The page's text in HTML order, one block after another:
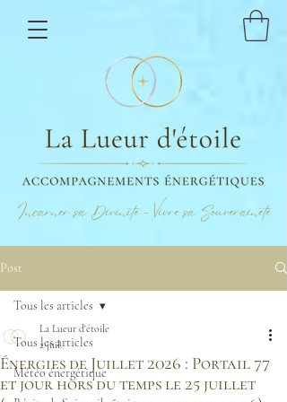
Incarner sa Divinité - Vivre sa Souveraineté
Post
Tous les articles
Météo énergétique
Tous les articles
Énergies de Juillet 2026 : Portail 77
et jour hors du temps le 25 juillet
La Lueur d'étoile
2 juil.